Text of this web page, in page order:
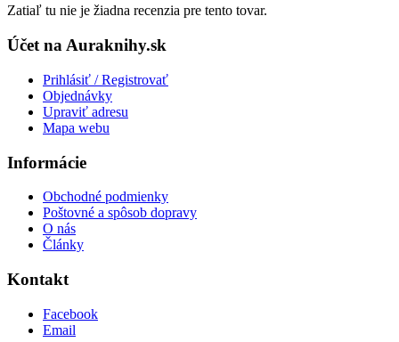
Zatiaľ tu nie je žiadna recenzia pre tento tovar.
Účet na Auraknihy.sk
Prihlásiť / Registrovať
Objednávky
Upraviť adresu
Mapa webu
Informácie
Obchodné podmienky
Poštovné a spôsob dopravy
O nás
Články
Kontakt
Facebook
Email